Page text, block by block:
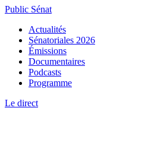
Public Sénat
Actualités
Sénatoriales 2026
Émissions
Documentaires
Podcasts
Programme
Le direct